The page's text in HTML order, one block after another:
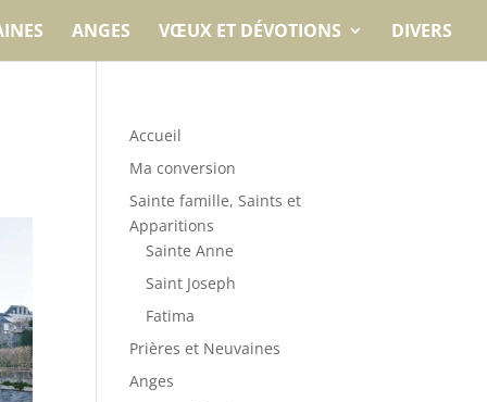
ANGES VŒUX ET DÉVOTIONS DIVERS
Accueil
Ma conversion
Sainte famille, Saints et
Apparitions
Sainte Anne
Saint Joseph
Fatima
Prières et Neuvaines
Anges